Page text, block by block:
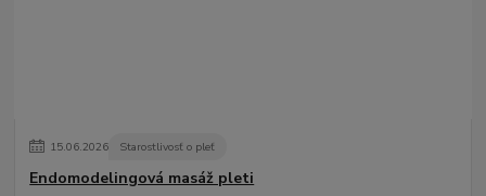
15.06.2026 Starostlivosť o pleť
Endomodelingová masáž pleti